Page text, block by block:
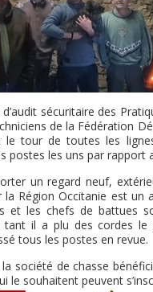
sécuritaire des
de la Fédération
tour de toutes les
postes les uns par rapport
un regard neuf,
la Région Occitanie est
et les chefs de battues
tant il a plu des cordes le
tous les postes en revue.
la société de chasse
le souhaitent peuvent